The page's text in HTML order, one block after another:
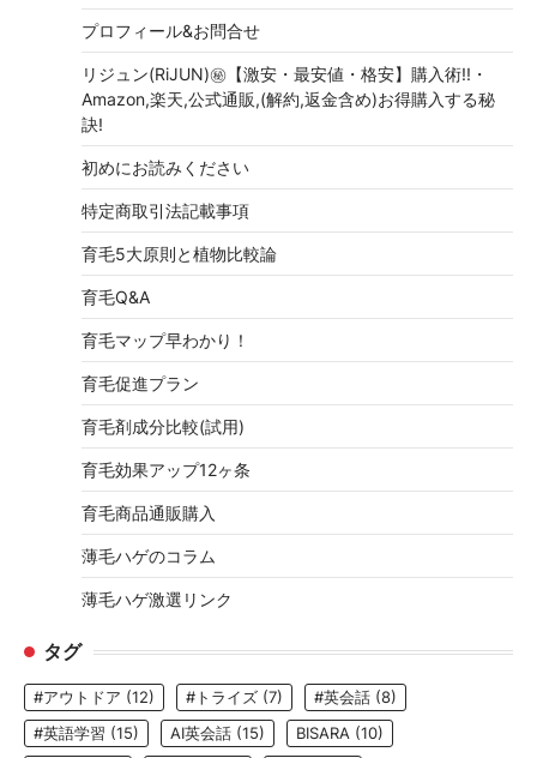
プロフィール&お問合せ
リジュン(RiJUN)㊙【激安・最安値・格安】購入術!!・
Amazon,楽天,公式通販,(解約,返金含め)お得購入する秘
訣!
初めにお読みください
特定商取引法記載事項
育毛5大原則と植物比較論
育毛Q&A
育毛マップ早わかり！
育毛促進プラン
育毛剤成分比較(試用)
育毛効果アップ12ヶ条
育毛商品通販購入
薄毛ハゲのコラム
薄毛ハゲ激選リンク
タグ
#アウトドア (12) #トライズ (7) #英会話 (8)
#英語学習 (15) AI英会話 (15) BISARA (10)